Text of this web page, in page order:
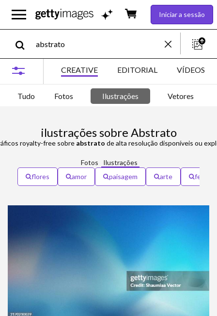
Iniciar a sessão
CREATIVE EDITORIAL VÍDEOS
Tudo Fotos Ilustrações Vetores
ilustrações sobre Abstrato
royalty-free sobre abstrato de alta resolução disponíveis ou
Fotos
Ilustrações
flores
amor paisagem arte